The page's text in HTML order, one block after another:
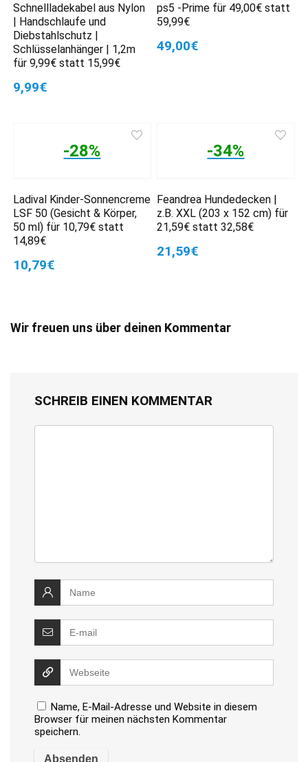
Schnellladekabel aus Nylon
| Handschlaufe und
Diebstahlschutz |
Schlüsselanhänger | 1,2m
für 9,99€ statt 15,99€
9,99€
ps5 -Prime für 49,00€ statt
59,99€
49,00€
-28%
Ladival Kinder-Sonnencreme
LSF 50 (Gesicht & Körper,
50 ml) für 10,79€ statt
14,89€
10,79€
-34%
Feandrea Hundedecken |
z.B. XXL (203 x 152 cm) für
21,59€ statt 32,58€
21,59€
Wir freuen uns über deinen Kommentar
SCHREIB EINEN KOMMENTAR
Name, E-Mail-Adresse und Website in diesem
Browser für meinen nächsten Kommentar
speichern.